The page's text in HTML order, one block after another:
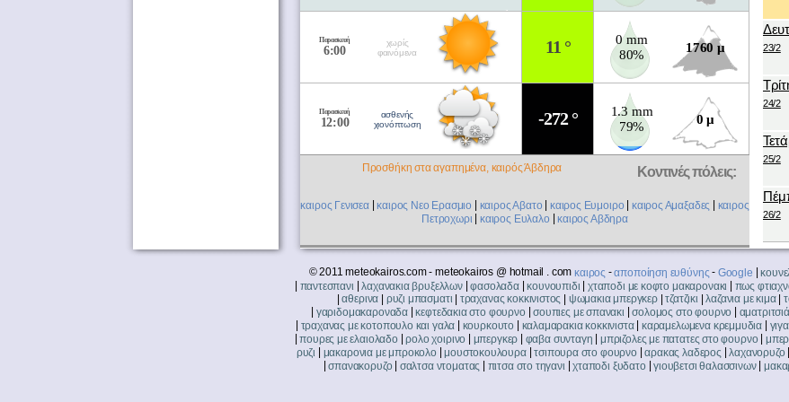
Προσθήκη στα αγαπημένα, καιρός Άβδηρα Κοντινές πόλεις:
καιρος Γενισεα|καιρος Νεο Ερασμιο καιρος Αβατο καιρος Ευμοιρο καιρος Αμαξαδες
καιρος
Πετροχωρι |καιρος Ευλαλο |καιρος Αβδηρα
23/2
24/2
25/2
26/2
Παρασκευή
6:00
χωρίς
φαινόμενα
11 °
0 mm
80%
1760 μ
Παρασκευή
12:00
ασθενής
χιονόπτωση
-272 °
1.3 mm
79%
0 μ
© 2011 meteokairos.com - meteokairos @ hotmail . comκαιρος -αποποίηση ευθύνης - Google |
| παντεσπανι |λαχανακια βρυξελλων|φασολαδα|κουνουπιδι |χταποδι με κοφτο μακαρονακι | πως
|αθερινα | ρυζι μπασματι | τραχανας κοκκινιστος | ψωμακια μπεργκερ|τζατζικι |λαζανια με κιμα|
γαριδομακαροναδα|κεφτεδακια στο φουρνο |σουπιες με σπανακι |σολομος στο φουρνο
τραχανας με κοτοπουλο και γαλα κουρκουτο καλαμαρακια κοκκινιστα|καραμελωμενα κρεμμυδια
|πουρες με ελαιολαδο |ρολο χοιρινο μπεργκερ φαβα συνταγη μπριζολες με πατατες στο φουρνο
ρυζι
μακαρονια με μπροκολο |μουστοκουλουρα|τσιπουρα στο φουρνο |αρακας λαδερος |λαχανορυζο
|σπανακορυζο | σαλτσα ντοματας | πιτσα στο τηγανι |χταποδι ξυδατο |γιουβετσι θαλασσινων|